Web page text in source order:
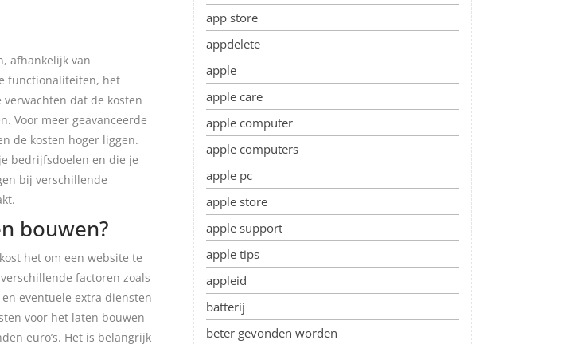
afhankelijk van
functionaliteiten, het
verwachten dat de kosten
Voor meer geavanceerde
de kosten hoger liggen.
bedrijfsdoelen en die je
bij verschillende
bouwen?
het om een website te
factoren zoals
eventuele extra diensten
voor het laten bouwen
euro’s. Het is belangrijk
app store
appdelete
apple
apple care
apple computer
apple computers
apple pc
apple store
apple support
apple tips
appleid
batterij
beter gevonden worden